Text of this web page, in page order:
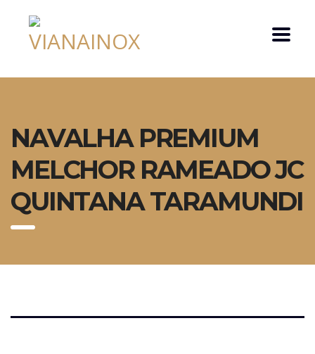
NAVALHA PREMIUM
MELCHOR RAMEADO JC
QUINTANA TARAMUNDI